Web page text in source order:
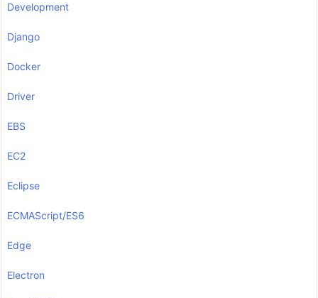
Development
Django
Docker
Driver
EBS
EC2
Eclipse
ECMAScript/ES6
Edge
Electron